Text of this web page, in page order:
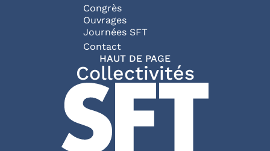
Congrès
Ouvrages
Journées SFT
Pied de page
Contact
HAUT DE PAGE
Collectivités